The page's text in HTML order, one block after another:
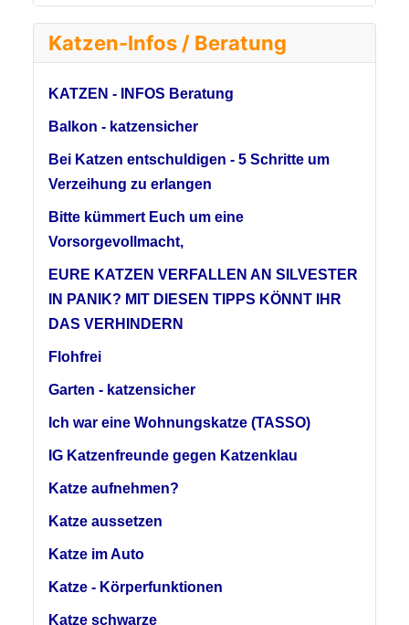
Katzen-Infos / Beratung
KATZEN - INFOS Beratung
Balkon - katzensicher
Bei Katzen entschuldigen - 5 Schritte um
Verzeihung zu erlangen
Bitte kümmert Euch um eine
Vorsorgevollmacht,
EURE KATZEN VERFALLEN AN SILVESTER
IN PANIK? MIT DIESEN TIPPS KÖNNT IHR
DAS VERHINDERN
Flohfrei
Garten - katzensicher
Ich war eine Wohnungskatze (TASSO)
IG Katzenfreunde gegen Katzenklau
Katze aufnehmen?
Katze aussetzen
Katze im Auto
Katze - Körperfunktionen
Katze schwarze